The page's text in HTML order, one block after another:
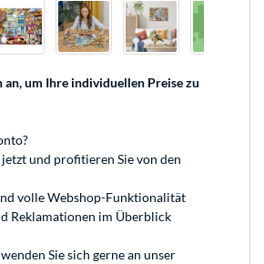
an, um Ihre individuellen Preise zu
jetzt und profitieren Sie von den
volle Webshop-Funktionalität
Reklamationen im Überblick
Sie sich gerne an unser